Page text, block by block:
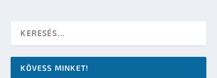
KÖVESS MINKET!